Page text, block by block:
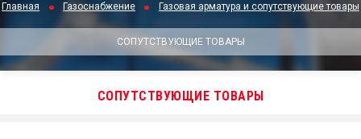
Главная Газоснабжение Газовая арматура и сопутствующие товары
СОПУТСТВУЮЩИЕ ТОВАРЫ
СОПУТСТВУЮЩИЕ ТОВАРЫ